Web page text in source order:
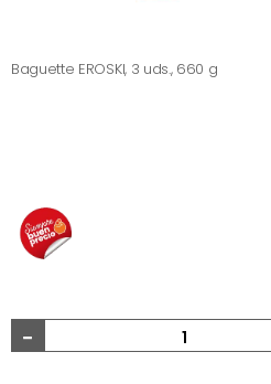
Baguette EROSKI, 3 uds., 660 g
-